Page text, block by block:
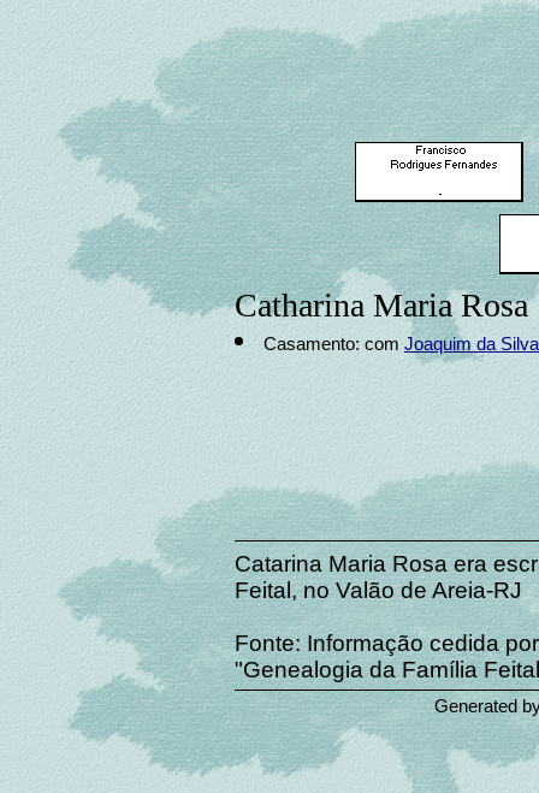
Catharina Maria Rosa
Casamento: com Joaquim da
Catarina Maria Rosa era
Feital, no Valão de Areia-RJ
Fonte: Informação cedida
"Genealogia da Família
Generated